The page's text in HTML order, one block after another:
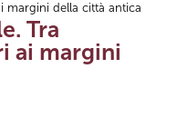
margini della città antica
Tra
ai margini